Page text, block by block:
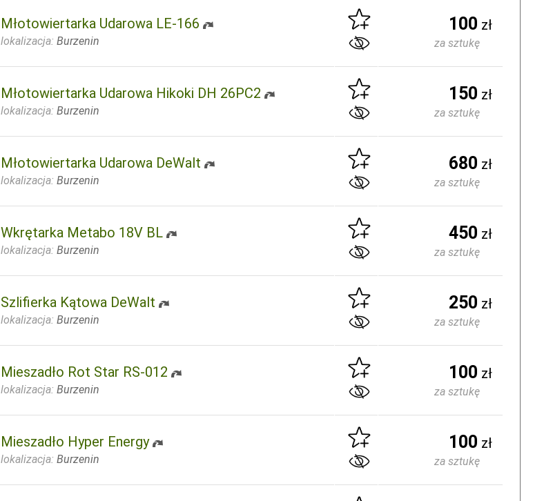
Młotowiertarka Udarowa LE-166
lokalizacja: Burzenin
100 zł
za sztukę
Młotowiertarka Udarowa Hikoki DH 26PC2
lokalizacja: Burzenin
150 zł
za sztukę
Młotowiertarka Udarowa DeWalt
lokalizacja: Burzenin
680 zł
za sztukę
Wkrętarka Metabo 18V BL
lokalizacja: Burzenin
450 zł
za sztukę
Szlifierka Kątowa DeWalt
lokalizacja: Burzenin
250 zł
za sztukę
Mieszadło Rot Star RS-012
lokalizacja: Burzenin
100 zł
za sztukę
Mieszadło Hyper Energy
lokalizacja: Burzenin
100 zł
za sztukę